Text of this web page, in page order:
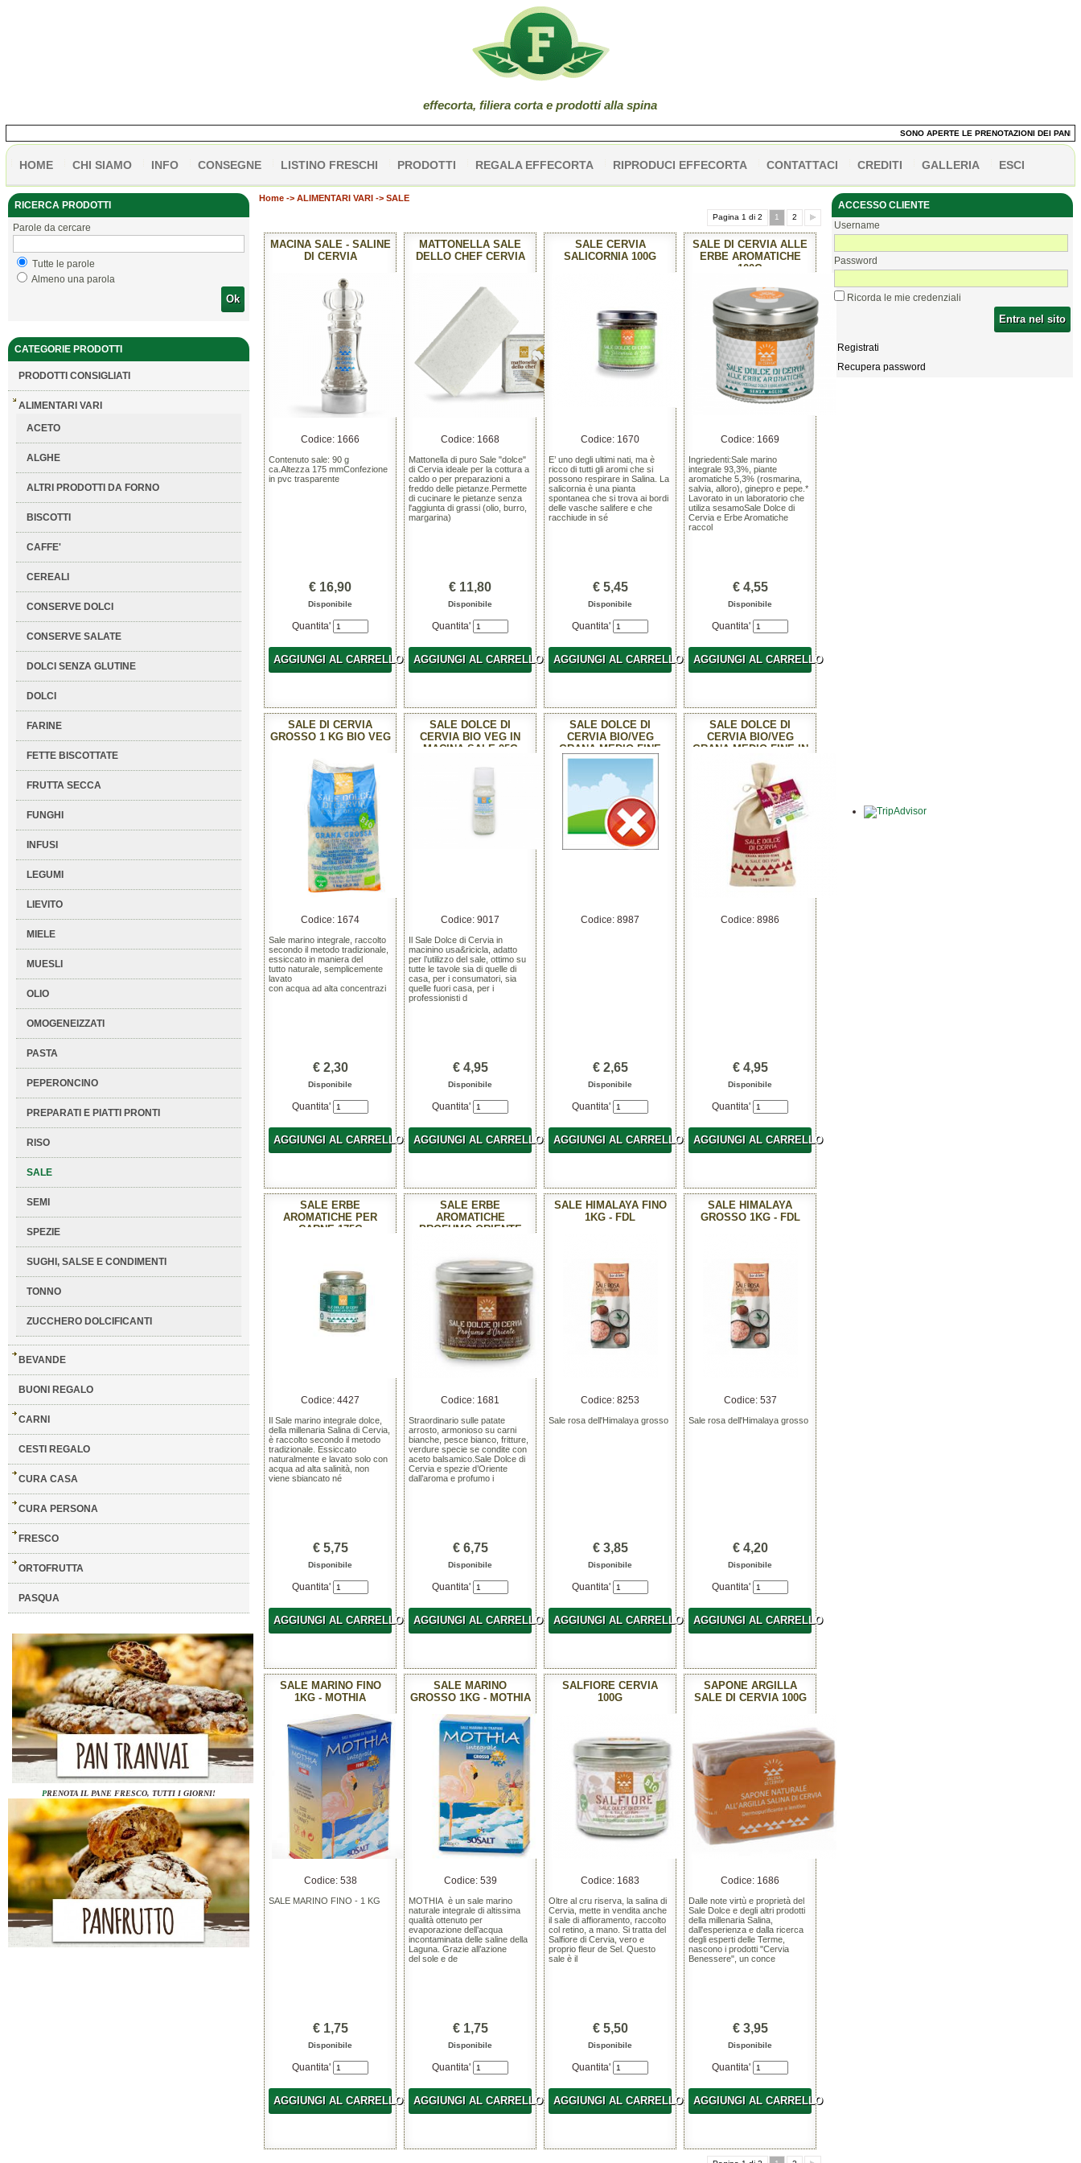
effecorta, filiera corta e prodotti alla spina
SONO APERTE LE PRENOTAZIONI DEI
HOME CHI SIAMO INFO CONSEGNE LISTINO FRESCHI PRODOTTI REGALA EFFECORTA RIPRODUCI EFFECORTA CONTATTACI CREDITI GALLERIA ESCI
RICERCA PRODOTTI
Parole da cercare
Tutte le parole
Almeno una parola
Ok
CATEGORIE PRODOTTI
PRODOTTI CONSIGLIATI
ALIMENTARI VARI
ACETO
ALGHE
ALTRI PRODOTTI DA FORNO
BISCOTTI
CAFFE'
CEREALI
CONSERVE DOLCI
CONSERVE SALATE
DOLCI SENZA GLUTINE
DOLCI
FARINE
FETTE BISCOTTATE
FRUTTA SECCA
FUNGHI
INFUSI
LEGUMI
LIEVITO
MIELE
MUESLI
OLIO
OMOGENEIZZATI
PASTA
PEPERONCINO
PREPARATI E PIATTI PRONTI
RISO
SALE
SEMI
SPEZIE
SUGHI, SALSE E CONDIMENTI
TONNO
ZUCCHERO DOLCIFICANTI
BEVANDE
BUONI REGALO
CARNI
CESTI REGALO
CURA CASA
CURA PERSONA
FRESCO
ORTOFRUTTA
PASQUA
PRENOTA IL PANE FRESCO, TUTTI I GIORNI!
Home-> ALIMENTARI VARI -> SALE
Pagina 1 di 2 1 2
MACINA SALE - SALINE
DI CERVIA
Codice: 1666
Contenuto sale: 90 g
ca.Altezza 175 mmConfezione
in pvc trasparente
€ 16,90
Disponibile
Quantita'
AGGIUNGI AL CARRELLO
MATTONELLA SALE
DELLO CHEF CERVIA
Codice: 1668
Mattonella di puro Sale "dolce"
di Cervia ideale per la cottura a
caldo o per preparazioni a
freddo delle pietanze.Permette
di cucinare le pietanze senza
l'aggiunta di grassi (olio, burro,
margarina)
€ 11,80
Disponibile
Quantita'
AGGIUNGI AL CARRELLO
SALE CERVIA
SALICORNIA 100G
Codice: 1670
E’ uno degli ultimi nati, ma è
ricco di tutti gli aromi che si
possono respirare in Salina. La
salicornia è una pianta
spontanea che si trova ai bordi
delle vasche salifere e che
racchiude in sé
€ 5,45
Disponibile
Quantita'
AGGIUNGI AL CARRELLO
SALE DI CERVIA ALLE
ERBE AROMATICHE
100G
Codice: 1669
Ingriedenti:Sale marino
integrale 93,3%, piante
aromatiche 5,3% (rosmarina,
salvia, alloro), ginepro e pepe.*
Lavorato in un laboratorio che
utiliza sesamoSale Dolce di
Cervia e Erbe Aromatiche
raccol
€ 4,55
Disponibile
Quantita'
AGGIUNGI AL CARRELLO
SALE DI CERVIA
GROSSO 1 KG BIO VEG
Codice: 1674
Sale marino integrale, raccolto
secondo il metodo tradizionale,
essiccato in maniera del
tutto naturale, semplicemente
lavato
con acqua ad alta concentrazi
€ 2,30
Disponibile
Quantita'
AGGIUNGI AL CARRELLO
SALE DOLCE DI
CERVIA BIO VEG IN
MACINA SALE 95G
Codice: 9017
Il Sale Dolce di Cervia in
macinino usa&ricicla, adatto
per l’utilizzo del sale, ottimo su
tutte le tavole sia di quelle di
casa, per i consumatori, sia
quelle fuori casa, per i
professionisti d
€ 4,95
Disponibile
Quantita'
AGGIUNGI AL CARRELLO
SALE DOLCE DI
CERVIA BIO/VEG
GRANA MEDIO-FINE
1KG
Codice: 8987
€ 2,65
Disponibile
Quantita'
AGGIUNGI AL CARRELLO
SALE DOLCE DI
CERVIA BIO/VEG
GRANA MEDIO-FINE IN
SACCHETTO DI
COTONE
Codice: 8986
€ 4,95
Disponibile
Quantita'
AGGIUNGI AL CARRELLO
SALE ERBE
AROMATICHE PER
CARNE 175G
Codice: 4427
Il Sale marino integrale dolce,
della millenaria Salina di Cervia,
è raccolto secondo il metodo
tradizionale. Essiccato
naturalmente e lavato solo con
acqua ad alta salinità, non
viene sbiancato né
€ 5,75
Disponibile
Quantita'
AGGIUNGI AL CARRELLO
SALE ERBE
AROMATICHE
PROFUMO ORIENTE
Codice: 1681
Straordinario sulle patate
arrosto, armonioso su carni
bianche, pesce bianco, fritture,
verdure specie se condite con
aceto balsamico.Sale Dolce di
Cervia e spezie d’Oriente
dall’aroma e profumo i
€ 6,75
Disponibile
Quantita'
AGGIUNGI AL CARRELLO
SALE HIMALAYA FINO
1KG - FDL
Codice: 8253
Sale rosa dell'Himalaya grosso
€ 3,85
Disponibile
Quantita'
AGGIUNGI AL CARRELLO
SALE HIMALAYA
GROSSO 1KG - FDL
Codice: 537
Sale rosa dell'Himalaya grosso
€ 4,20
Disponibile
Quantita'
AGGIUNGI AL CARRELLO
SALE MARINO FINO
1KG - MOTHIA
Codice: 538
SALE MARINO FINO - 1 KG
€ 1,75
Disponibile
Quantita'
AGGIUNGI AL CARRELLO
SALE MARINO
GROSSO 1KG - MOTHIA
Codice: 539
MOTHIA è un sale marino
naturale integrale di altissima
qualità ottenuto per
evaporazione dell’acqua
incontaminata delle saline della
Laguna. Grazie all’azione
del sole e de
€ 1,75
Disponibile
Quantita'
AGGIUNGI AL CARRELLO
SALFIORE CERVIA
100G
Codice: 1683
Oltre al cru riserva, la salina di
Cervia, mette in vendita anche
il sale di affioramento, raccolto
col retino, a mano. Si tratta del
Salfiore di Cervia, vero e
proprio fleur de Sel. Questo
sale è il
€ 5,50
Disponibile
Quantita'
AGGIUNGI AL CARRELLO
SAPONE ARGILLA
SALE DI CERVIA 100G
Codice: 1686
Dalle note virtù e proprietà del
Sale Dolce e degli altri prodotti
della millenaria Salina,
dall'esperienza e dalla ricerca
degli esperti delle Terme,
nascono i prodotti "Cervia
Benessere", un conce
€ 3,95
Disponibile
Quantita'
AGGIUNGI AL CARRELLO
ACCESSO CLIENTE
Username
Password
Ricorda le mie credenziali
Entra nel sito
Registrati
Recupera password